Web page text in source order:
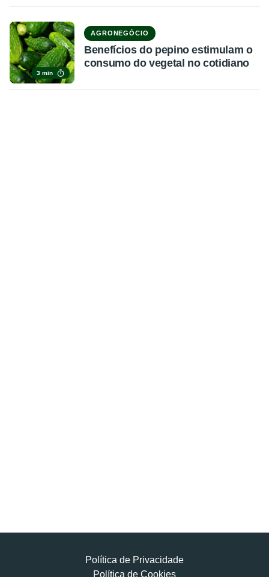
3 min
AGRONEGÓCIO
Benefícios do pepino estimulam o
consumo do vegetal no cotidiano
Política de Privacidade
Política de Cookies